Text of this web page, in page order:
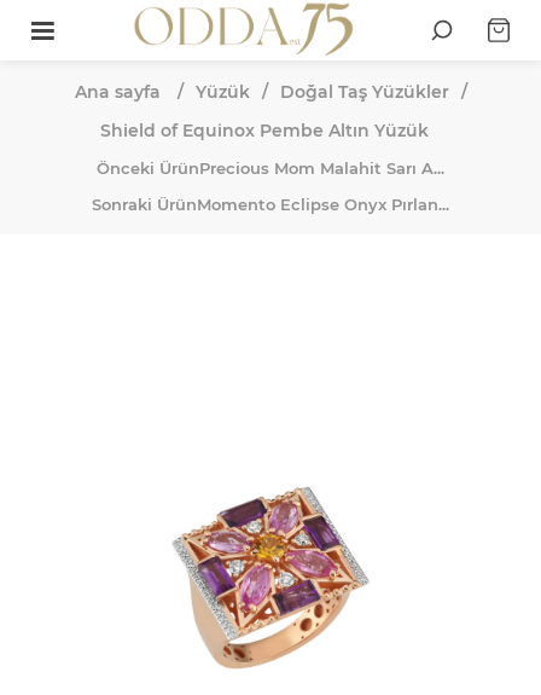
Ana sayfa / Yüzük / Doğal Taş Yüzükler /
Shield of Equinox Pembe Altın Yüzük
Önceki ÜrünPrecious Mom Malahit Sarı A...
Sonraki ÜrünMomento Eclipse Onyx Pırlan...